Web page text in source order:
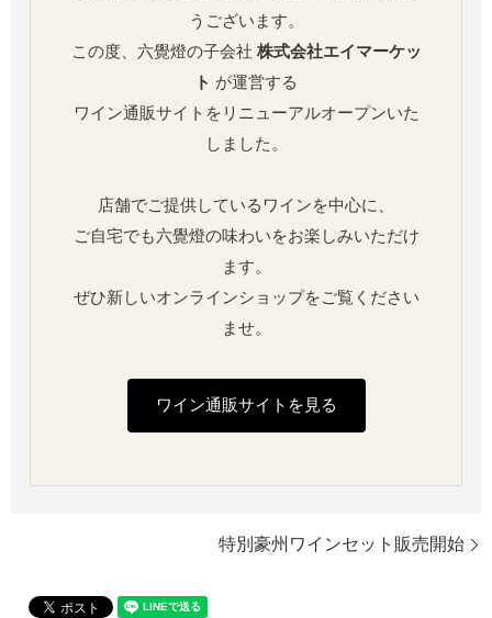
うございます。
この度、六覺燈の子会社 株式会社エイマーケッ
ト が運営する
ワイン通販サイトをリニューアルオープンいた
しました。
店舗でご提供しているワインを中心に、
ご自宅でも六覺燈の味わいをお楽しみいただけ
ます。
ぜひ新しいオンラインショップをご覧ください
ませ。
ワイン通販サイトを見る
特別豪州ワインセット販売開始